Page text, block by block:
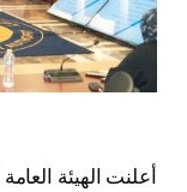
أعلنت الهيئة